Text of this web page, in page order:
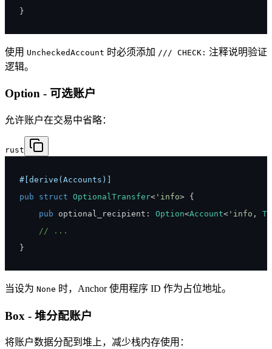
}
使用 UncheckedAccount 时必须添加 /// CHECK: 注释说明验证
逻辑。
Option - 可选账户
允许账户在交易中省略：
rust
#[derive(Accounts)]
pub
struct OptionalTransfer< 'info> {
pub optional_recipient : Option<Account< 'info ,
// ...
}
当设为 None 时，Anchor 使用程序 ID 作为占位地址。
Box - 堆分配账户
将账户数据分配到堆上，减少栈内存使用：